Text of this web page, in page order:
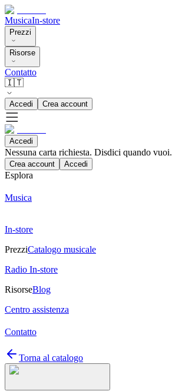
MusicaIn-store
Prezzi
Risorse
Contatto
🇮🇹
Accedi Crea account
Accedi
Nessuna carta richiesta. Disdici quando vuoi.
Crea account Accedi
Esplora
Musica
In-store
PrezziCatalogo musicale
Radio In-store
RisorseBlog
Centro assistenza
Contatto
Torna al catalogo